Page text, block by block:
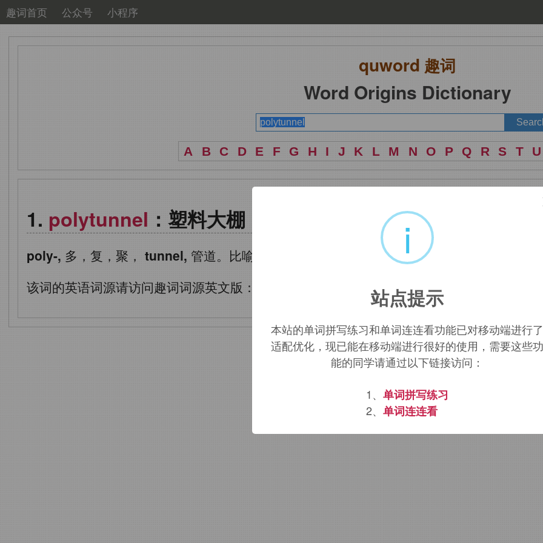
趣词首页 公众号 小程序
quword 趣词
Word Origins Dictionary
A B C D E F G H I J K L M N O P Q R S T U
polytunnel ：塑料大棚
poly-, 多，复，聚， tunnel, 管道。比喻用法。
该词的英语词源请访问趣词词源英文版：
polytunnel 含义。
i
站点提示
本站的单词拼写练习和单词连连看功能已对移动端进行了
适配优化，现已能在移动端进行很好的使用，需要这些功
能的同学请通过以下链接访问：
1、 单词拼写练习
2、 单词连连看